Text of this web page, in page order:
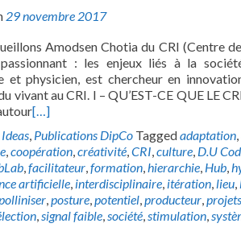
29 novembre 2017
Amodsen Chotia du CRI (Centre
: les enjeux liés à la
et physicien, est chercheur en
vivant au CRI. I – QU’EST-CE QUE LE
[…]
Ideas, Publications DipCo Taggedadaptation,
,coopération,créativité,CRI,culture, D.U
,facilitateur,formation,hierarchie, Hub,
artificielle, interdisciplinaire, itération, lieu,
,posture,potentiel,producteur,projets
,signal faible,société,stimulation,